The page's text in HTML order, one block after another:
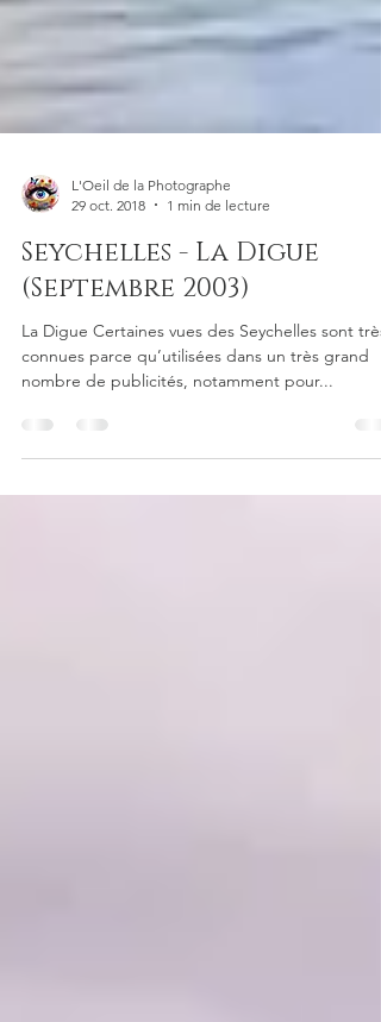
L'Oeil de la Photographe
29 oct. 2018
1 min de lecture
Seychelles - La Digue
(Septembre 2003)
La Digue Certaines vues des Seychelles sont très